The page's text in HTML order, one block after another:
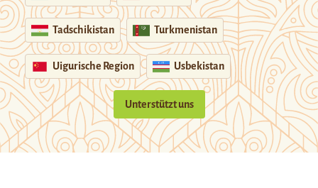
Tadschikistan Turkmenistan
Uigurische Region Usbekistan
Unterstützt uns